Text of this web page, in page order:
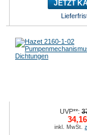
JETZT
UVP**:
inkl. MwSt.